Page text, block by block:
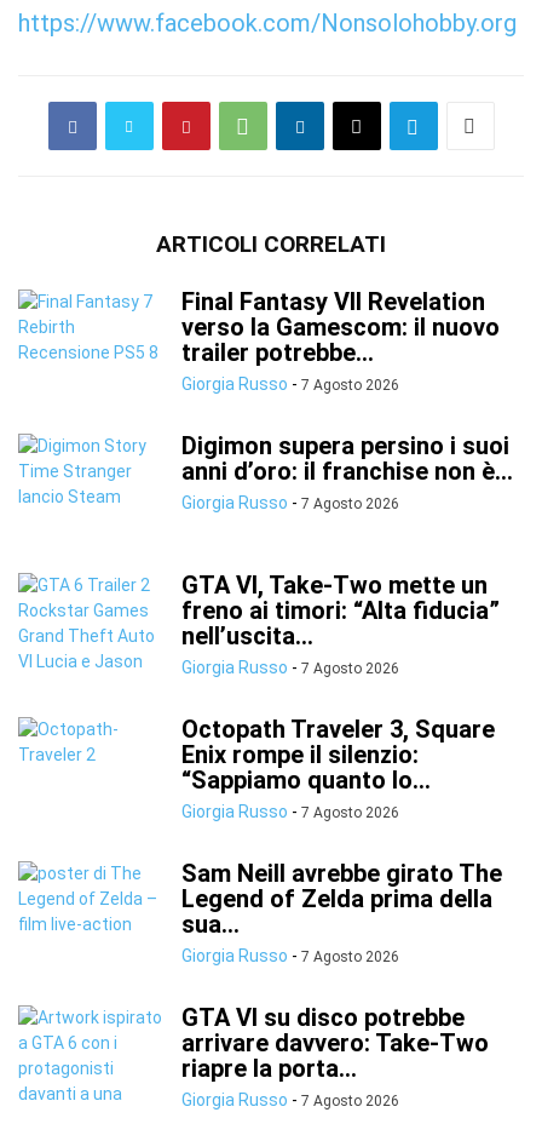
https://www.facebook.com/Nonsolohobby.org
ARTICOLI CORRELATI
Final Fantasy VII Revelation
verso la Gamescom: il nuovo
trailer potrebbe...
Giorgia Russo - 7 Agosto 2026
Digimon supera persino i suoi
anni d’oro: il franchise non è...
Giorgia Russo - 7 Agosto 2026
GTA VI, Take-Two mette un
freno ai timori: “Alta fiducia”
nell’uscita...
Giorgia Russo - 7 Agosto 2026
Octopath Traveler 3, Square
Enix rompe il silenzio:
“Sappiamo quanto lo...
Giorgia Russo - 7 Agosto 2026
Sam Neill avrebbe girato The
Legend of Zelda prima della
sua...
Giorgia Russo - 7 Agosto 2026
GTA VI su disco potrebbe
arrivare davvero: Take-Two
riapre la porta...
Giorgia Russo - 7 Agosto 2026